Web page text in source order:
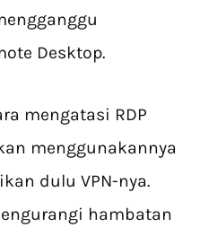
Desktop.
mengatasi RDP
menggunakannya
dulu VPN-nya.
hambatan